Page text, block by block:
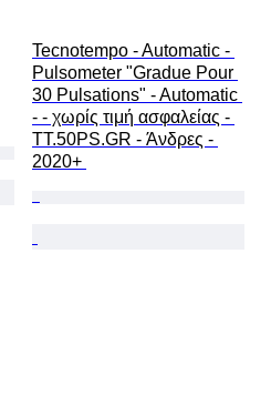
Tecnotempo - Automatic -
Pulsometer "Gradue Pour
30 Pulsations" - Automatic
- - χωρίς τιμή ασφαλείας -
TT.50PS.GR - Άνδρες -
2020+